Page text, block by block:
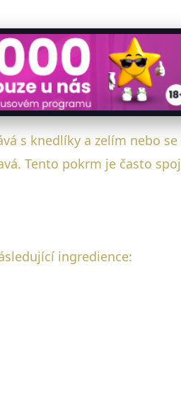
s knedlíky a zelím nebo
Tento pokrm je často
ingredience: